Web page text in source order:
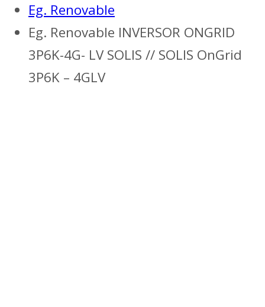
Eg. Renovable
Eg. Renovable INVERSOR ONGRID
3P6K-4G- LV SOLIS // SOLIS OnGrid
3P6K – 4GLV